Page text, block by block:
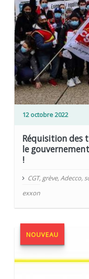
12 octobre 2022
Réquisition des
le
!
CGT, grève,Adecco,
exxon
NOUVEAU